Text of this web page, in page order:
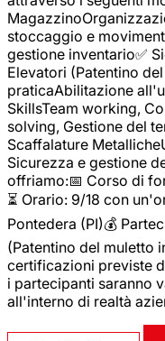
stoccaggio e
gestione inventario✅
Elevatori (Patentino
praticaAbilitazione
SkillsTeam working,
solving, Gestione del
Scaffalature
Sicurezza e gestione
offriamo:📅 Corso di
⏳ Orario: 9/18 con
Pontedera (PI)💰
(Patentino del muletto
certificazioni previste
i partecipanti saranno
all'interno di realtà